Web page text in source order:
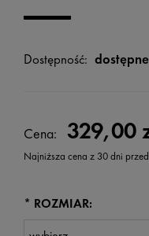
Dostępność: dostępne
Cena: 329,00
Najniższa cena z 30 dni
* ROZMIAR: